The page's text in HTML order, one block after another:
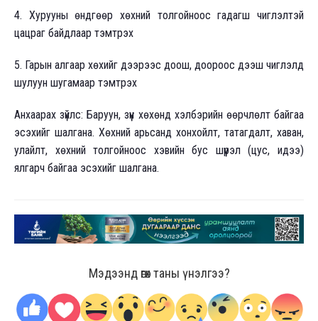
4. Хурууны өндгөөр хөхний толгойноос гадагш чиглэлтэй
цацраг байдлаар тэмтрэх
5. Гарын алгаар хөхийг дээрээс доош, доороос дээш чиглэлд
шулуун шугамаар тэмтрэх
Анхаарах зүйлс: Баруун, зүүн хөхөнд хэлбэрийн өөрчлөлт байгаа
эсэхийг шалгана. Хөхний арьсанд хонхойлт, татагдалт, хаван,
улайлт, хөхний толгойноос хэвийн бус шүүрэл (цус, идээ)
ялгарч байгаа эсэхийг шалгана.
Мэдээнд өгөх таны үнэлгээ?